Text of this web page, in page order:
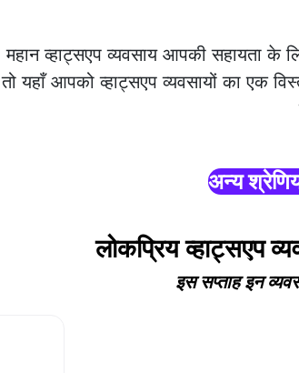
महान व्हाट्सएप व्यवसाय आपकी सहायता
तो यहाँ आपको व्हाट्सएप व्यवसायों का एक
अन्य
लोकप्रिय व्हाट्सएप
इस सप्ताह इन